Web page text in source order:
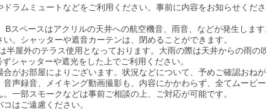
ラムミュートなどをご利用ください。事前に内容をお知らせくだ
Bスペースはアクリルの天井への航空機音、雨音、などが発生しま
。シャッターや遮音カーテンは、閉めることができます。
半屋外のテラス使用となっております。大雨の際は天井からの雨の
シャッターや遮光をした上でご利用ください。
合がお部屋によりございます。状況などについて、予めご確認おねが
声録音、メイキング動画撮影も、内容にかかわらず、全てムービ
一部スモークなどは事前ご相談の上、ご対応が可能です。
はご遠慮ください。